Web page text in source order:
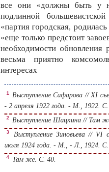
все они «должны быть у
подлинной
«партия городская,
«еще только предстоит
необходимости
весьма приятно
интересах
1
Выступление Сафарова // XI
- 2 апреля 1922 года. - М., 1922.
2 Выступление Шацкина // Там
3
Выступление Зиновьева //
июля 1924 года. - М., - Л., 1924.
4 Там же. С. 40.